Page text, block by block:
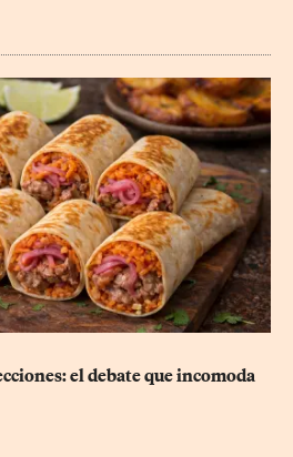
el debate que incomoda